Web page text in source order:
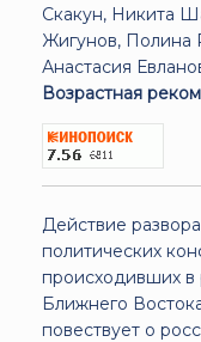
Скакун, Никита
Жигунов, Полина
Анастасия
Возрастная
Действие
политических
происходивших в
Ближнего
повествует о